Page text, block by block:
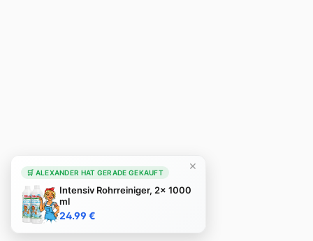
🛒 ALEXANDER HAT GERADE GEKAUFT
Intensiv Rohrreiniger, 2x 1000
ml
24.99 €
×